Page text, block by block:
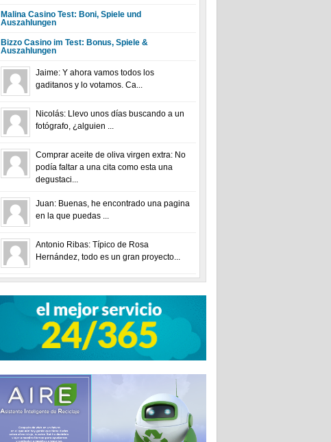
Malina Casino Test: Boni, Spiele und
Auszahlungen
Bizzo Casino im Test: Bonus, Spiele &
Auszahlungen
Jaime: Y ahora vamos todos los
gaditanos y lo votamos. Ca...
Nicolás: Llevo unos días buscando a un
fotógrafo, ¿alguien ...
Comprar aceite de oliva virgen extra: No
podía faltar a una cita como esta una
degustaci...
Juan: Buenas, he encontrado una pagina
en la que puedas ...
Antonio Ribas: Típico de Rosa
Hernández, todo es un gran proyecto...